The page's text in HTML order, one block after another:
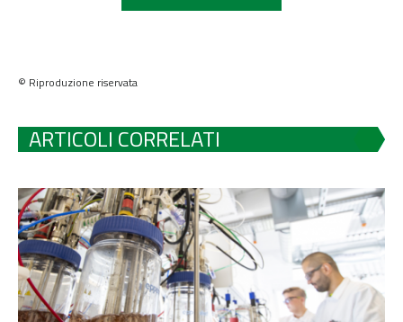
© Riproduzione riservata
ARTICOLI CORRELATI